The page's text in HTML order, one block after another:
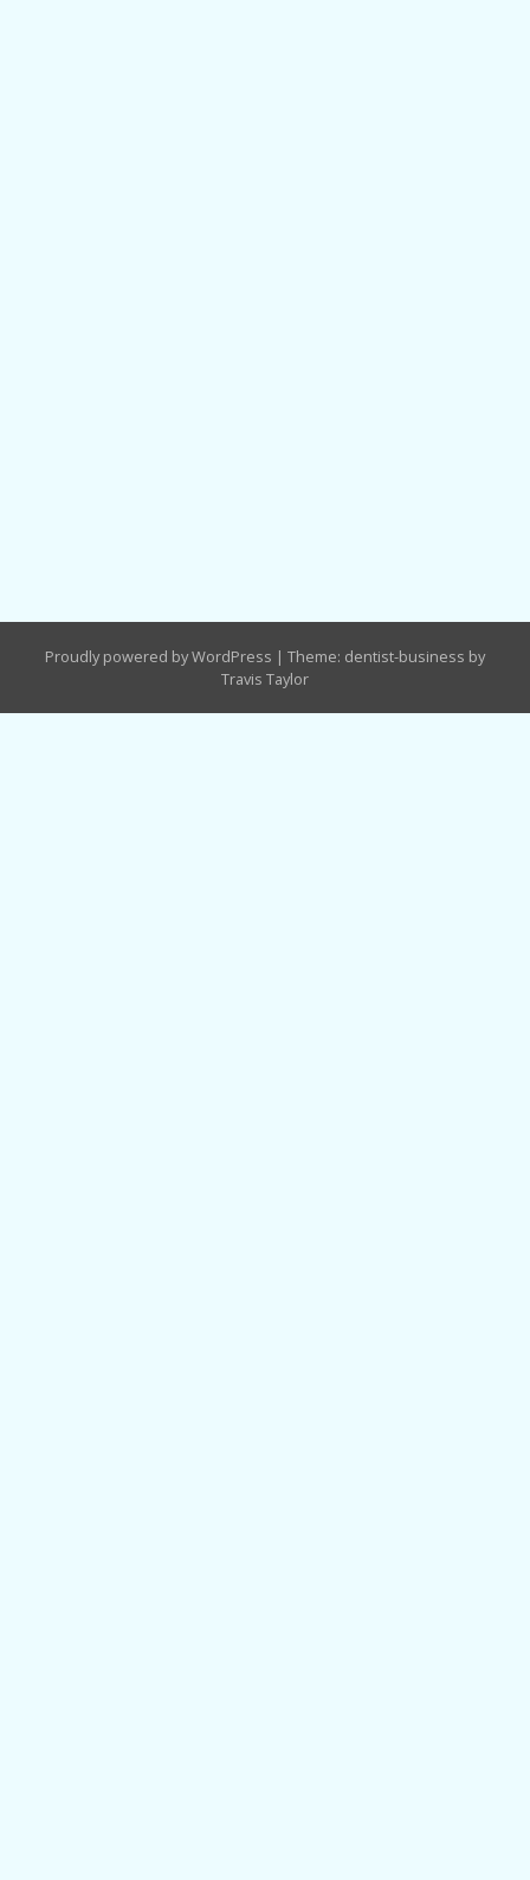
Proudly powered by WordPress | Theme: dentist-business by
Travis Taylor